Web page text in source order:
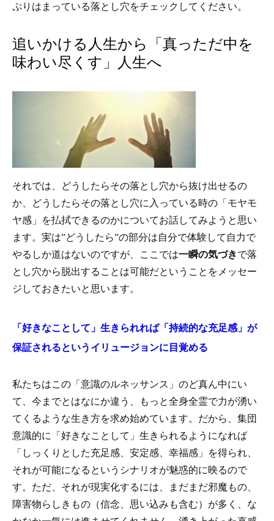
ぷりはまっている落とし穴をチェックしてください。
追いかける人生から「真っただ中を
味わい尽くす」人生へ
それでは、どうしたらその落とし穴から抜け出せるの
か、どうしたらその落とし穴に入っている時の「モヤモ
ヤ感」を払拭できるのかについてお話してみようと思い
ます。実は”どうしたら”の部分は自分で体験して自力で
やるしか道はないのですが、ここでは一瞬の気づきで落
とし穴から脱出することは可能だということをメッセー
ジしておきたいと思います。
「好きなことして」生きられれば「持続的な充足感」が
保証されるというイリュージョンに目覚める
私たちはこの「意識のルネッサンス」のど真ん中にい
て、今までとはなにか違う、もっと全身全霊で力が湧い
てくるような生き方を求め始めています。だから、集団
意識的に「好きなことして」生きられるようになれば
「しっくりとした充足感、安定感、幸福感」を得られ、
それが可能になるというシナリオが魅惑的に映るので
す。ただ、それが現実化するには、まだまだ邪魔もの、
障害物らしきもの（信念、思い込みも含む）が多く、な